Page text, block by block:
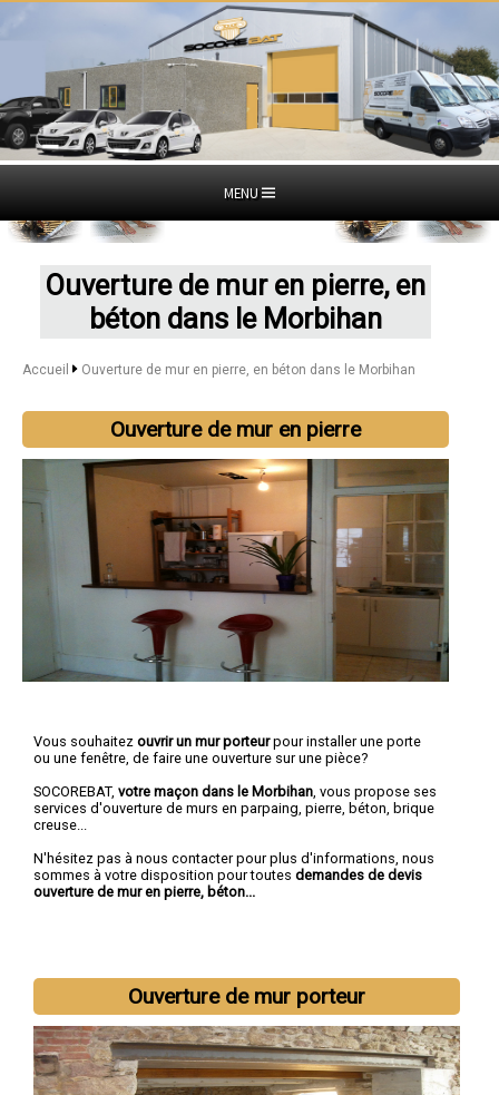
MENU
Ouverture de mur en pierre, en
béton dans le Morbihan
Accueil Ouverture de mur en pierre, en béton dans le Morbihan
Ouverture de mur en pierre
Vous souhaitez ouvrir un mur porteurpour installer une porte
ou une fenêtre, de faire une ouverture sur une pièce?
SOCOREBAT, votre maçon dans le Morbihan , vous propose ses
services d'ouverture de murs en parpaing, pierre, béton, brique
creuse...
N'hésitez pas à nous contacter pour plus d'informations, nous
sommes à votre disposition pour toutes demandes de devis
ouverture de mur en pierre, béton...
Ouverture de mur porteur